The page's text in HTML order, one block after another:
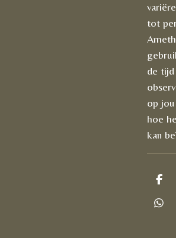
tot
de
op
hoe
kan
D
lD